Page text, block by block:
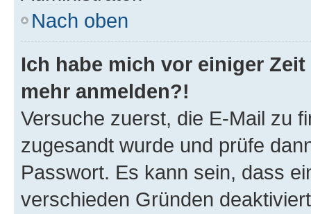
Nach oben
Ich habe mich vor einiger
mehr anmelden?!
Versuche zuerst, die E-Mail zu
zugesandt wurde und prüfe
Passwort. Es kann sein, dass
verschieden Gründen